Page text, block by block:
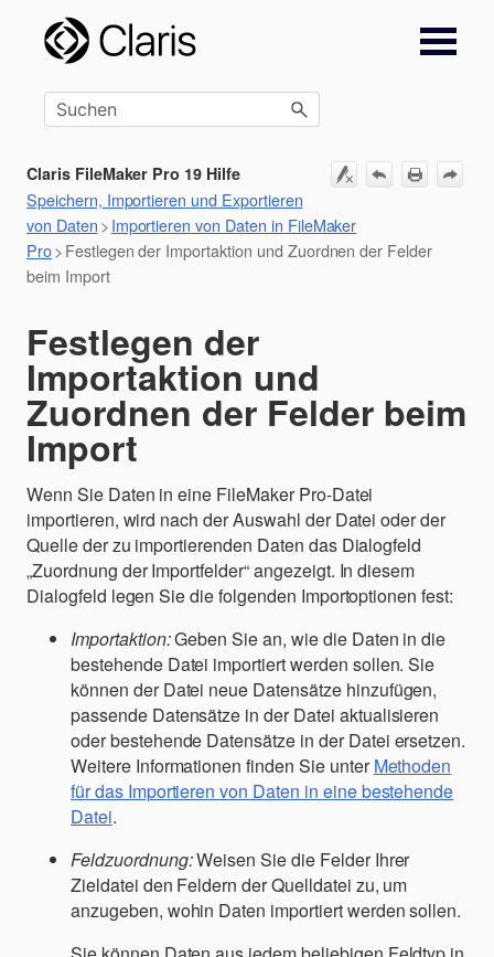
Zu Hauptinhalt springen
Claris FileMaker Pro 19 Hilfe
Speichern, Importieren und Exportieren
von Daten>Importieren von Daten in FileMaker
Pro>Festlegen der Importaktion und Zuordnen der Felder
beim Import
Festlegen der
Importaktion und
Zuordnen der Felder beim
Import
Wenn Sie Daten in eine FileMaker Pro-Datei
importieren, wird nach der Auswahl der Datei oder der
Quelle der zu importierenden Daten das Dialogfeld
„Zuordnung der Importfelder“ angezeigt. In diesem
Dialogfeld legen Sie die folgenden Importoptionen fest:
Importaktion:Geben Sie an, wie die Daten in die
bestehende Datei importiert werden sollen. Sie
können der Datei neue Datensätze hinzufügen,
passende Datensätze in der Datei aktualisieren
oder bestehende Datensätze in der Datei ersetzen.
Weitere Informationen finden Sie unterMethoden
für das Importieren von Daten in eine bestehende
Datei.
Feldzuordnung:Weisen Sie die Felder Ihrer
Zieldatei den Feldern der Quelldatei zu, um
anzugeben, wohin Daten importiert werden sollen.